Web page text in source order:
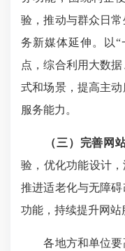
验，推动与群众日
务新媒体延伸。以“
点，综合利用大数
式和场景，提高主
服务能力。
（三） 完善网
验，优化功能设计
推进适老化与无障
功能，持续提升网站
各地方和单位要